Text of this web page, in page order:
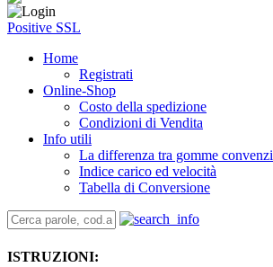
Positive SSL
Home
Registrati
Online-Shop
Costo della spedizione
Condizioni di Vendita
Info utili
La differenza tra gomme
Indice carico ed velocità
Tabella di Conversione
ISTRUZIONI: